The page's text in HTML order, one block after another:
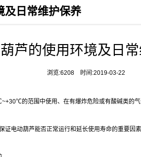
及日常维护保养
芦的使用环境及日
浏览:6208 时间:2019-03-22
的范围中使用、在有爆炸危险或有酸碱类的
证电动葫芦能否正常运行和延长使用寿命的重要因